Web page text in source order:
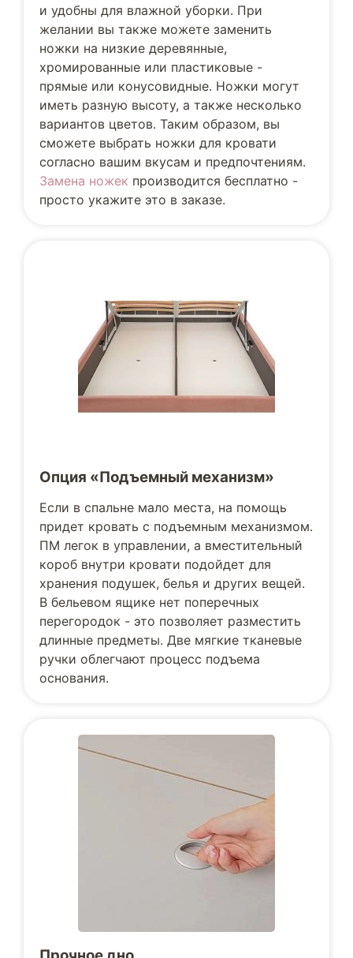
и удобны для влажной уборки. При
желании вы также можете заменить
ножки на низкие деревянные,
хромированные или пластиковые -
прямые или конусовидные. Ножки могут
иметь разную высоту, а также несколько
вариантов цветов. Таким образом, вы
сможете выбрать ножки для кровати
согласно вашим вкусам и предпочтениям.
Замена ножек производится бесплатно -
просто укажите это в заказе.
Опция «Подъемный механизм»
Если в спальне мало места, на помощь
придет кровать с подъемным механизмом.
ПМ легок в управлении, а вместительный
короб внутри кровати подойдет для
хранения подушек, белья и других вещей.
В бельевом ящике нет поперечных
перегородок - это позволяет разместить
длинные предметы. Две мягкие тканевые
ручки облегчают процесс подъема
основания.